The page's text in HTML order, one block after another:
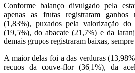
Conforme balanço divulgado pela
apenas as frutas registraram ganhos
(1,83%), puxados pela valorização
(19,5%), do abacate (21,7%) e da
demais grupos registraram baixas,
A maior delas foi a das verduras
recuos da couve-flor (36,1%), da